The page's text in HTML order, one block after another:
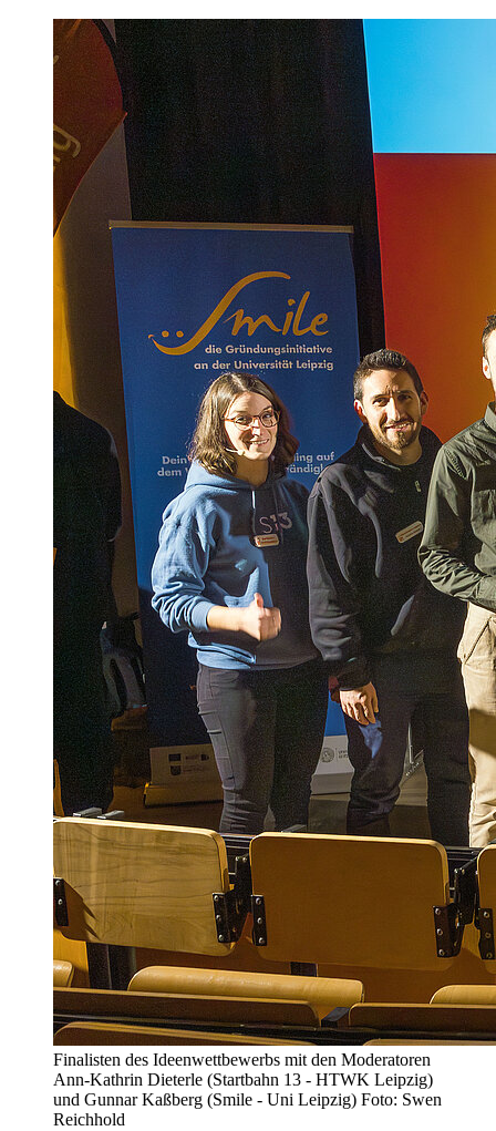
Finalisten des Ideenwettbewerbs mit den Moderatoren
Ann-Kathrin Dieterle (Startbahn 13 - HTWK Leipzig)
und Gunnar Kaßberg (Smile - Uni Leipzig) Foto: Swen
Reichhold